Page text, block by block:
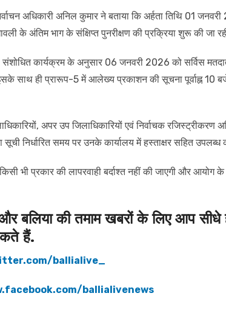
अधिकारी अनिल कुमार ने बताया कि अर्हता तिथि 01
के अंतिम भाग के संक्षिप्त पुनरीक्षण की प्रक्रिया शुरू की जा
संशोधित कार्यक्रम के अनुसार 06 जनवरी 2026 को सर्विस
साथ ही प्रारूप-5 में आलेख्य प्रकाशन की सूचना पूर्वाह्न 10
अपर उप जिलाधिकारियों एवं निर्वाचक रजिस्ट्रीकरण
सूची निर्धारित समय पर उनके कार्यालय में हस्ताक्षर सहित उपलब्ध
भी प्रकार की लापरवाही बर्दाश्त नहीं की जाएगी और आयोग
की तमाम खबरों के लिए आप सीधे
हैं.
ballialive_
ballialivenews